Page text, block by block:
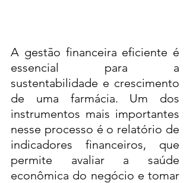
A gestão financeira eficiente é
essencial para a
sustentabilidade e crescimento
de uma farmácia. Um dos
instrumentos mais importantes
nesse processo é o relatório de
indicadores financeiros, que
permite avaliar a saúde
econômica do negócio e tomar